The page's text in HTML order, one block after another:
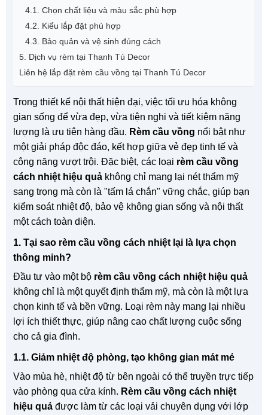
4.1. Chọn chất liệu và màu sắc phù hợp
4.2. Kiểu lắp đặt phù hợp
4.3. Bảo quản và vệ sinh đúng cách
5. Dịch vụ rèm tại Thanh Tú Decor
Liên hệ lắp đặt rèm cầu vồng tại Thanh Tú Decor
Trong thiết kế nội thất hiện đại, việc tối ưu hóa không
gian sống để vừa đẹp, vừa tiện nghi và tiết kiệm năng
lượng là ưu tiên hàng đầu. Rèm cầu vồng nổi bật như
một giải pháp độc đáo, kết hợp giữa vẻ đẹp tinh tế và
công năng vượt trội. Đặc biệt, các loại rèm cầu vồng
cách nhiệt hiệu quả không chỉ mang lại nét thẩm mỹ
sang trọng mà còn là "tấm lá chắn" vững chắc, giúp bạn
kiểm soát nhiệt độ, bảo vệ không gian sống và nội thất
một cách toàn diện.
1. Tại sao rèm cầu vồng cách nhiệt lại là lựa chọn
thông minh?
Đầu tư vào một bộ rèm cầu vồng cách nhiệt hiệu quả
không chỉ là một quyết định thẩm mỹ, mà còn là một lựa
chọn kinh tế và bền vững. Loại rèm này mang lại nhiều
lợi ích thiết thực, giúp nâng cao chất lượng cuộc sống
cho cả gia đình.
1.1. Giảm nhiệt độ phòng, tạo không gian mát mẻ
Vào mùa hè, nhiệt độ từ bên ngoài có thể truyền trực tiếp
vào phòng qua cửa kính. Rèm cầu vồng cách nhiệt
hiệu quả được làm từ các loại vải chuyên dụng với lớp